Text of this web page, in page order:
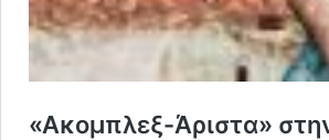
«Ακομπλεξ-Άριστα»